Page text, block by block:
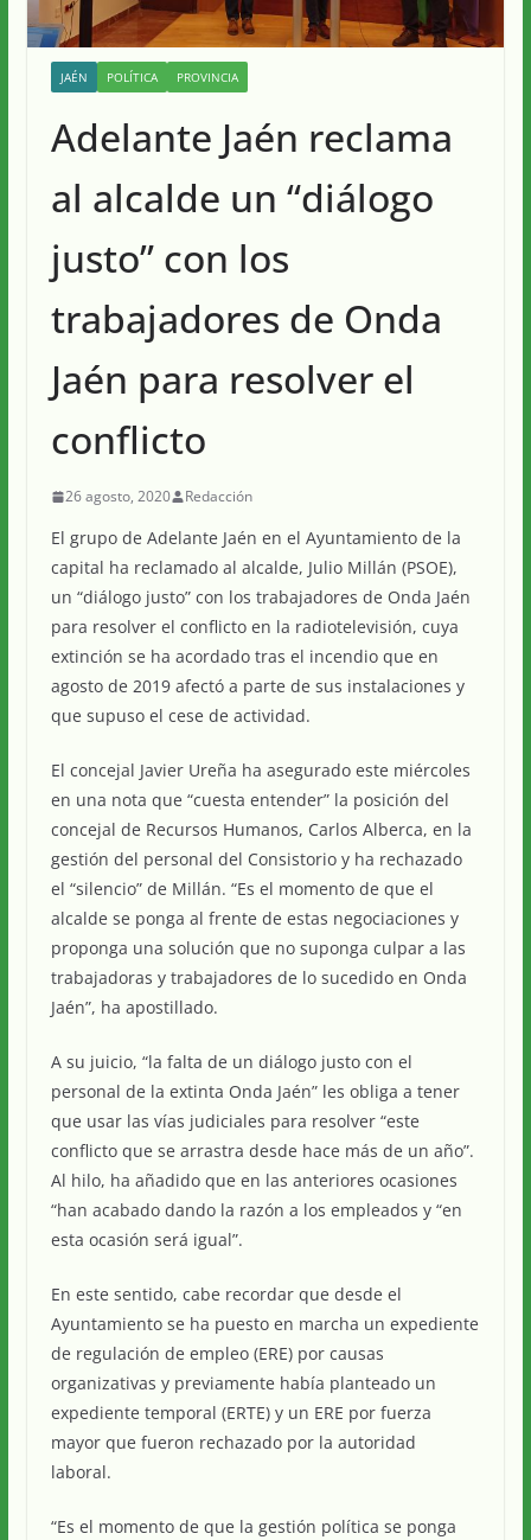
JAÉN POLÍTICA PROVINCIA
Adelante Jaén reclama
al alcalde un “diálogo
justo” con los
trabajadores de Onda
Jaén para resolver el
conflicto
26 agosto, 2020 Redacción
El grupo de Adelante Jaén en el Ayuntamiento de la
capital ha reclamado al alcalde, Julio Millán (PSOE),
un “diálogo justo” con los trabajadores de Onda Jaén
para resolver el conflicto en la radiotelevisión, cuya
extinción se ha acordado tras el incendio que en
agosto de 2019 afectó a parte de sus instalaciones y
que supuso el cese de actividad.
El concejal Javier Ureña ha asegurado este miércoles
en una nota que “cuesta entender” la posición del
concejal de Recursos Humanos, Carlos Alberca, en la
gestión del personal del Consistorio y ha rechazado
el “silencio” de Millán. “Es el momento de que el
alcalde se ponga al frente de estas negociaciones y
proponga una solución que no suponga culpar a las
trabajadoras y trabajadores de lo sucedido en Onda
Jaén”, ha apostillado.
A su juicio, “la falta de un diálogo justo con el
personal de la extinta Onda Jaén” les obliga a tener
que usar las vías judiciales para resolver “este
conflicto que se arrastra desde hace más de un año”.
Al hilo, ha añadido que en las anteriores ocasiones
“han acabado dando la razón a los empleados y “en
esta ocasión será igual”.
En este sentido, cabe recordar que desde el
Ayuntamiento se ha puesto en marcha un expediente
de regulación de empleo (ERE) por causas
organizativas y previamente había planteado un
expediente temporal (ERTE) y un ERE por fuerza
mayor que fueron rechazado por la autoridad
laboral.
“Es el momento de que la gestión política se ponga